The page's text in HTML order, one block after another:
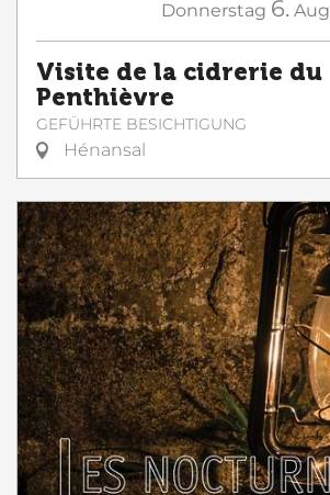
Donnerstag 6. Aug
Visite de la cidrerie du
Penthièvre
GEFÜHRTE BESICHTIGUNG
Hénansal